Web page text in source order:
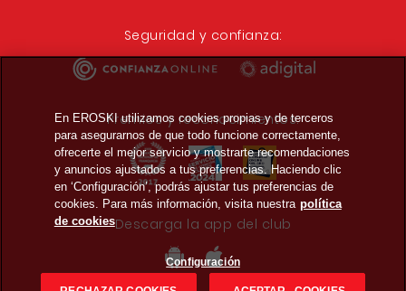
Seguridad y confianza:
Premios y reconocimientos:
Descarga la app del club
En EROSKI utilizamos cookies propias y de terceros
para asegurarnos de que todo funcione correctamente,
ofrecerte el mejor servicio y mostrarte recomendaciones
y anuncios ajustados a tus preferencias. Haciendo clic
en ‘Configuración’, podrás ajustar tus preferencias de
cookies. Para más información, visita nuestra política
de cookies
Configuración